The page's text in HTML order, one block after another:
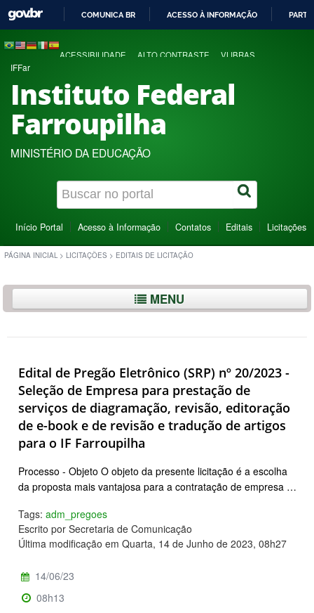
COMUNICA BR ACESSO À INFORMAÇÃO
ACESSIBILIDADE ALTO CONTRASTE VLIBRAS
IFFar
Instituto Federal
Farroupilha
MINISTÉRIO DA EDUCAÇÃO
Início Portal Acesso à Informação Contatos Editais Licitações
PÁGINA INICIAL > LICITAÇÕES > EDITAIS DE LICITAÇÃO
MENU
Edital de Pregão Eletrônico (SRP) nº 20/2023 -
Seleção de Empresa para prestação de
serviços de diagramação, revisão, editoração
de e-book e de revisão e tradução de artigos
para o IF Farroupilha
Processo - Objeto O objeto da presente licitação é a escolha
da proposta mais vantajosa para a contratação de empresa …
Tags: adm_pregoes
Escrito por Secretaria de Comunicação
Última modificação em Quarta, 14 de Junho de 2023, 08h27
14/06/23
08h13